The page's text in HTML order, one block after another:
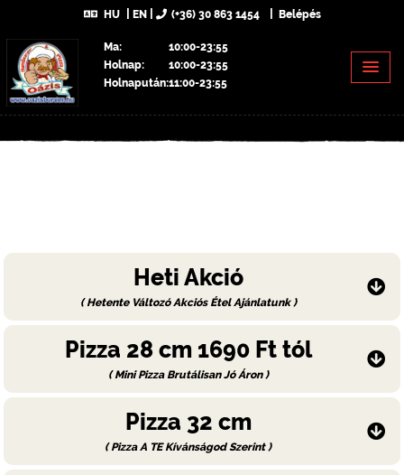
HU EN (+36) 30 863 1454 Belépés
Ma:
10:00-23:55
Holnap:
10:00-23:55
Holnapután:11:00-23:55
Heti Akció
( Hetente Változó Akciós Étel Ajánlatunk )
Pizza 28 cm 1690 Ft tól
( Mini Pizza Brutálisan Jó Áron )
Pizza 32 cm
( Pizza A TE Kívánságod Szerint )